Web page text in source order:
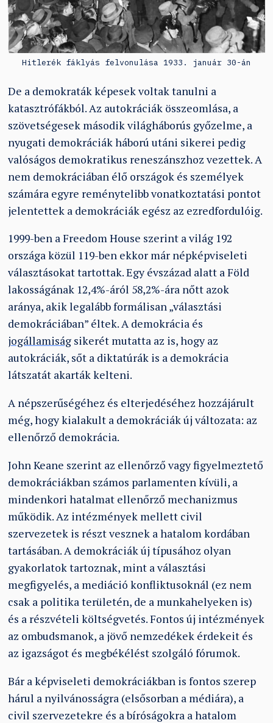
Hitlerék fáklyás felvonulása 1933. január 30-án
De a demokraták képesek voltak tanulni a
katasztrófákból. Az autokráciák összeomlása, a
szövetségesek második világháborús győzelme, a
nyugati demokráciák háború utáni sikerei pedig
valóságos demokratikus reneszánszhoz vezettek. A
nem demokráciában élő országok és személyek
számára egyre reménytelibb vonatkoztatási pontot
jelentettek a demokráciák egész az ezredfordulóig.
1999-ben a Freedom House szerint a világ 192
országa közül 119-ben ekkor már népképviseleti
választásokat tartottak. Egy évszázad alatt a Föld
lakosságának 12,4%-áról 58,2%-ára nőtt azok
aránya, akik legalább formálisan „választási
demokráciában” éltek. A demokrácia és
jogállamiság sikerét mutatta az is, hogy az
autokráciák, sőt a diktatúrák is a demokrácia
látszatát akarták kelteni.
A népszerűségéhez és elterjedéséhez hozzájárult
még, hogy kialakult a demokráciák új változata: az
ellenőrző demokrácia.
John Keane szerint az ellenőrző vagy figyelmeztető
demokráciákban számos parlamenten kívüli, a
mindenkori hatalmat ellenőrző mechanizmus
működik. Az intézmények mellett civil
szervezetek is részt vesznek a hatalom kordában
tartásában. A demokráciák új típusához olyan
gyakorlatok tartoznak, mint a választási
megfigyelés, a mediáció konfliktusoknál (ez nem
csak a politika területén, de a munkahelyeken is)
és a részvételi költségvetés. Fontos új intézmények
az ombudsmanok, a jövő nemzedékek érdekeit és
az igazságot és megbékélést szolgáló fórumok.
Bár a képviseleti demokráciákban is fontos szerep
hárul a nyilvánosságra (elsősorban a médiára), a
civil szervezetekre és a bíróságokra a hatalom